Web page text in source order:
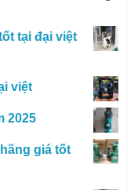
tại đại việt
việt
2025
giá tốt